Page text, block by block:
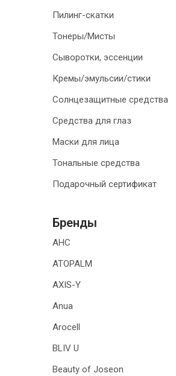
БЛОГ И СТАТЬИПилинг-скатки
Тонеры/Мисты
Сыворотки, эссенции
Кремы/эмульсии/стики
Солнцезащитные средства
Средства для глаз
Маски для лица
Тональные средства
Подарочный сертификат
Бренды
AHC
ATOPALM
AXIS-Y
Anua
Arocell
BLIV U
Beauty of Joseon